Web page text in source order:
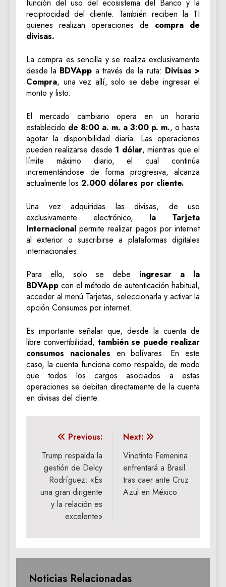
función del uso del ecosistema del Banco y la
reciprocidad del cliente. También reciben la TI
quienes realizan operaciones de compra de
divisas.
La compra es sencilla y se realiza exclusivamente
desde la BDVApp a través de la ruta: Divisas >
Compra, una vez allí, solo se debe ingresar el
monto y listo.
El mercado cambiario opera en un horario
establecido de 8:00 a. m. a 3:00 p. m., o hasta
agotar la disponibilidad diaria. Las operaciones
pueden realizarse desde 1 dólar, mientras que el
límite máximo diario, el cual continúa
incrementándose de forma progresiva, alcanza
actualmente los 2.000 dólares por cliente.
Una vez adquiridas las divisas, de uso
exclusivamente electrónico, la Tarjeta
Internacional permite realizar pagos por internet
al exterior o suscribirse a plataformas digitales
internacionales.
Para ello, solo se debe ingresar a la
BDVApp con el método de autenticación habitual,
acceder al menú Tarjetas, seleccionarla y activar la
opción Consumos por internet.
Es importante señalar que, desde la cuenta de
libre convertibilidad, también se puede realizar
consumos nacionales en bolívares. En este
caso, la cuenta funciona como respaldo, de modo
que todos los cargos asociados a estas
operaciones se debitan directamente de la cuenta
en divisas del cliente.
Navegación
de
entradas
Previous:
Trump respalda la
gestión de Delcy
Rodríguez: «Es
una gran dirigente
y la relación es
excelente»
Next:
Vinotinto Femenina
enfrentará a Brasil
tras caer ante Cruz
Azul en México
Noticias Relacionadas